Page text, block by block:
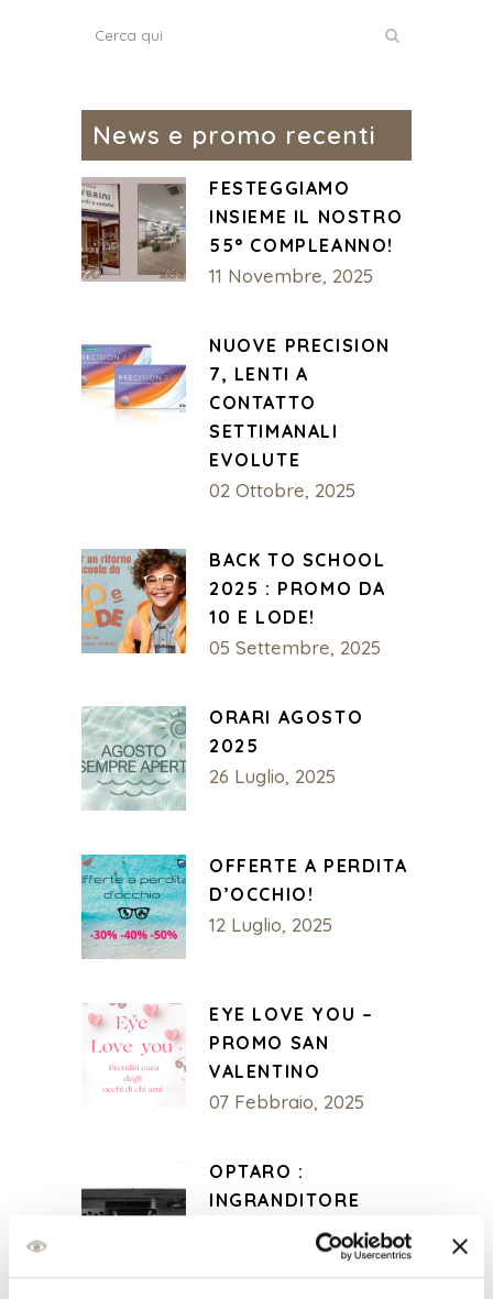
News e promo recenti
FESTEGGIAMO
INSIEME IL NOSTRO
55° COMPLEANNO!
11 Novembre, 2025
NUOVE PRECISION
7, LENTI A
CONTATTO
SETTIMANALI
EVOLUTE
02 Ottobre, 2025
BACK TO SCHOOL
2025 : PROMO DA
10 E LODE!
05 Settembre, 2025
ORARI AGOSTO
2025
26 Luglio, 2025
OFFERTE A PERDITA
D’OCCHIO!
12 Luglio, 2025
EYE LOVE YOU –
PROMO SAN
VALENTINO
07 Febbraio, 2025
OPTARO :
INGRANDITORE
DEFINITIVO PER